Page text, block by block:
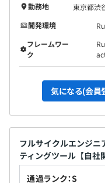
勤務地
東京都渋
開発環境
フレームワー
ク
気になる(会員
フルサイクルエンジ
ティングツール【自社
通過ランク：S